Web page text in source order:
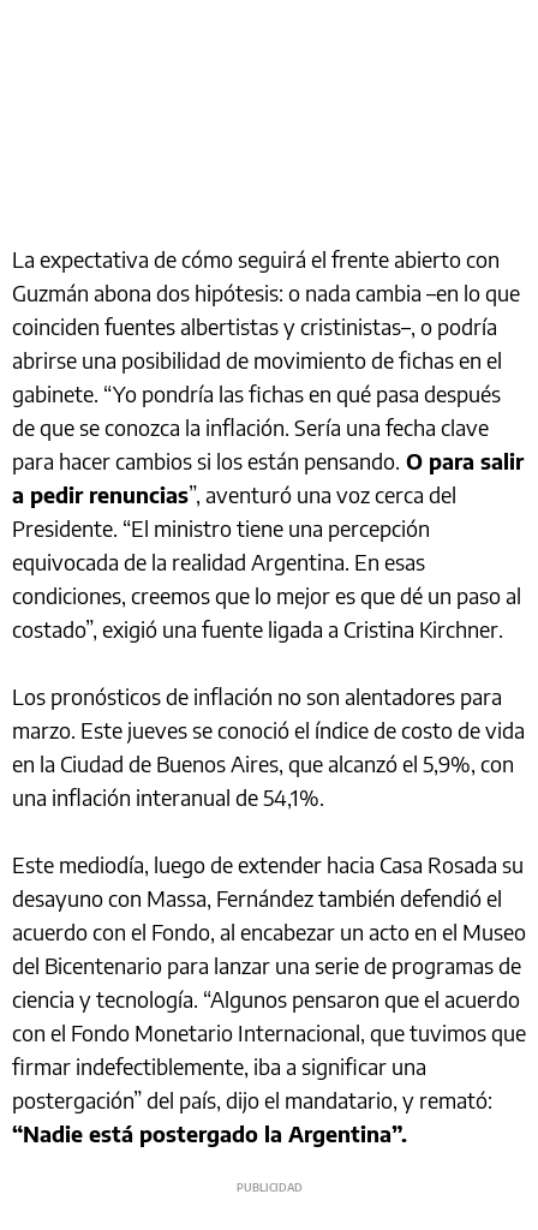
La expectativa de cómo seguirá el frente abierto con
Guzmán abona dos hipótesis: o nada cambia –en lo que
coinciden fuentes albertistas y cristinistas–, o podría
abrirse una posibilidad de movimiento de fichas en el
gabinete. “Yo pondría las fichas en qué pasa después
de que se conozca la inflación. Sería una fecha clave
para hacer cambios si los están pensando. O para salir
a pedir renuncias”, aventuró una voz cerca del
Presidente. “El ministro tiene una percepción
equivocada de la realidad Argentina. En esas
condiciones, creemos que lo mejor es que dé un paso al
costado”, exigió una fuente ligada a Cristina Kirchner.
Los pronósticos de inflación no son alentadores para
marzo. Este jueves se conoció el índice de costo de vida
en la Ciudad de Buenos Aires, que alcanzó el 5,9%, con
una inflación interanual de 54,1%.
Este mediodía, luego de extender hacia Casa Rosada su
desayuno con Massa, Fernández también defendió el
acuerdo con el Fondo, al encabezar un acto en el Museo
del Bicentenario para lanzar una serie de programas de
ciencia y tecnología. “Algunos pensaron que el acuerdo
con el Fondo Monetario Internacional, que tuvimos que
firmar indefectiblemente, iba a significar una
postergación” del país, dijo el mandatario, y remató:
“Nadie está postergado la Argentina”.